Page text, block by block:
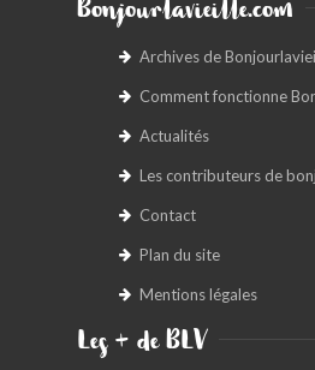
Bonjourlavieille.com
Archives de
Comment fonctionne
Actualités
Les contributeurs de
Contact
Plan du site
Mentions légales
Les + de BLV